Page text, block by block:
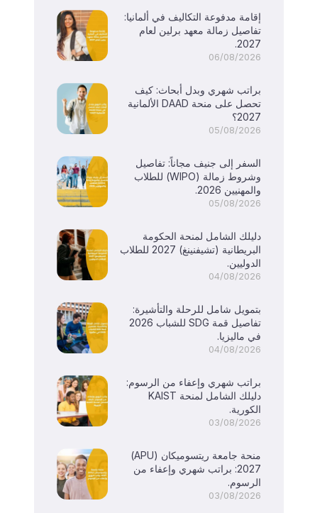
إقامة مدفوعة التكاليف في ألمانيا:
تفاصيل زمالة معهد برلين لعام
2027.
06/08/2026
براتب شهري وبدل أبحاث: كيف
تحصل على منحة DAAD الألمانية
2027؟
05/08/2026
السفر إلى جنيف مجاناً: تفاصيل
وشروط زمالة (WIPO) للطلاب
والمهنيين 2026.
05/08/2026
دليلك الشامل لمنحة الحكومة
البريطانية (تشيفنينغ) 2027 للطلاب
الدوليين.
04/08/2026
بتمويل شامل للرحلة والتأشيرة:
تفاصيل قمة SDG للشباب 2026
في ماليزيا.
04/08/2026
براتب شهري وإعفاء من الرسوم:
دليلك الشامل لمنحة KAIST
الكورية.
03/08/2026
منحة جامعة ريتسوميكان (APU)
2027: براتب شهري وإعفاء من
الرسوم.
03/08/2026